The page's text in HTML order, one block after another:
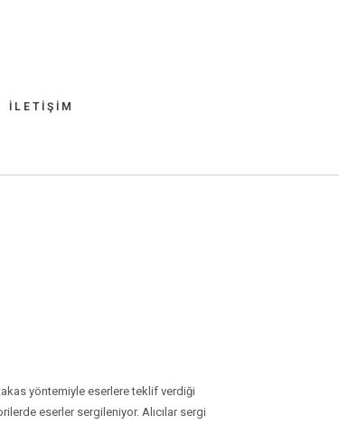
İLETIŞIM
takas yöntemiyle eserlere teklif verdiği
eserler sergileniyor. Alıcılar sergi